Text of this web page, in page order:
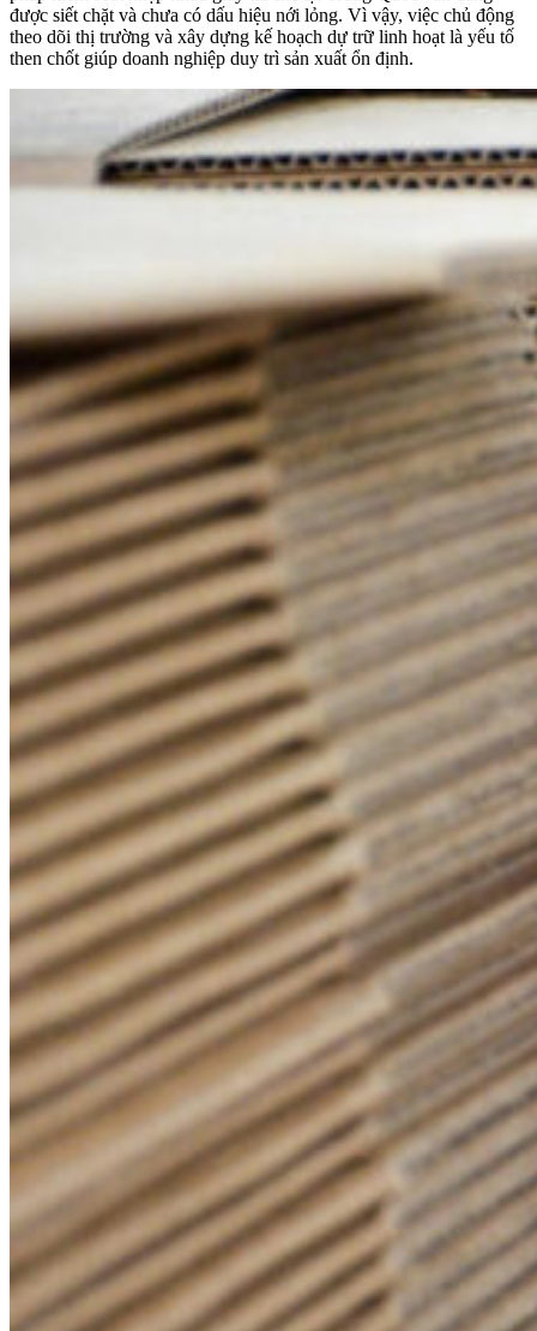
được siết chặt và chưa có dấu hiệu nới lỏng. Vì vậy, việc chủ động
theo dõi thị trường và xây dựng kế hoạch dự trữ linh hoạt là yếu tố
then chốt giúp doanh nghiệp duy trì sản xuất ổn định.